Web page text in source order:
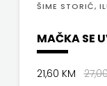
PULS
ŠIME STORIĆ,
MAČKA SE
21,60 KM